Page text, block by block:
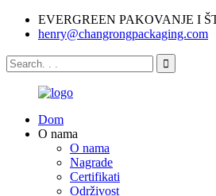
EVERGREEN PAKOVANJE I
henry@changrongpackaging.com
Dom
O nama
O nama
Nagrade
Certifikati
Održivost